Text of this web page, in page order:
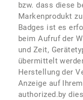
bzw. dass diese
Markenprodukt
Badges ist es
beim Aufruf der
und Zeit,
übermittelt
Herstellung der
Anzeige auf
authorized.by